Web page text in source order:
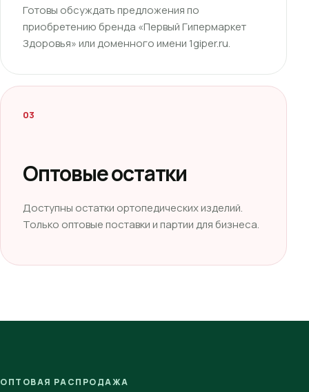
Готовы обсуждать предложения по
приобретению бренда «Первый Гипермаркет
Здоровья» или доменного имени 1giper.ru.
03
Оптовые остатки
Доступны остатки ортопедических изделий.
Только оптовые поставки и партии для бизнеса.
ОПТОВАЯ РАСПРОДАЖА